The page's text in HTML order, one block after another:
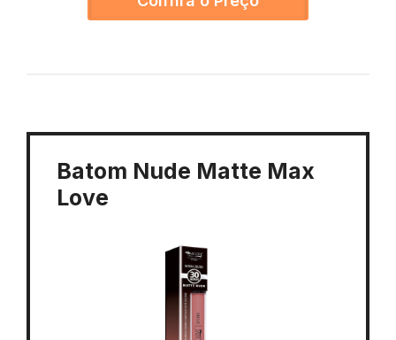
Batom Nude Matte Max
Love